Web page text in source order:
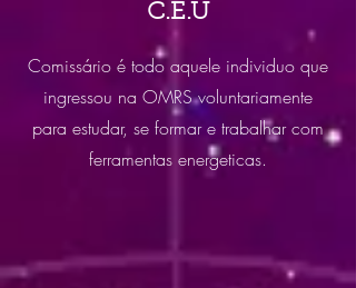
C.E.U
Comissário é todo aquele individuo que
ingressou na OMRS voluntariamente
para estudar, se formar e trabalhar com
ferramentas energeticas.